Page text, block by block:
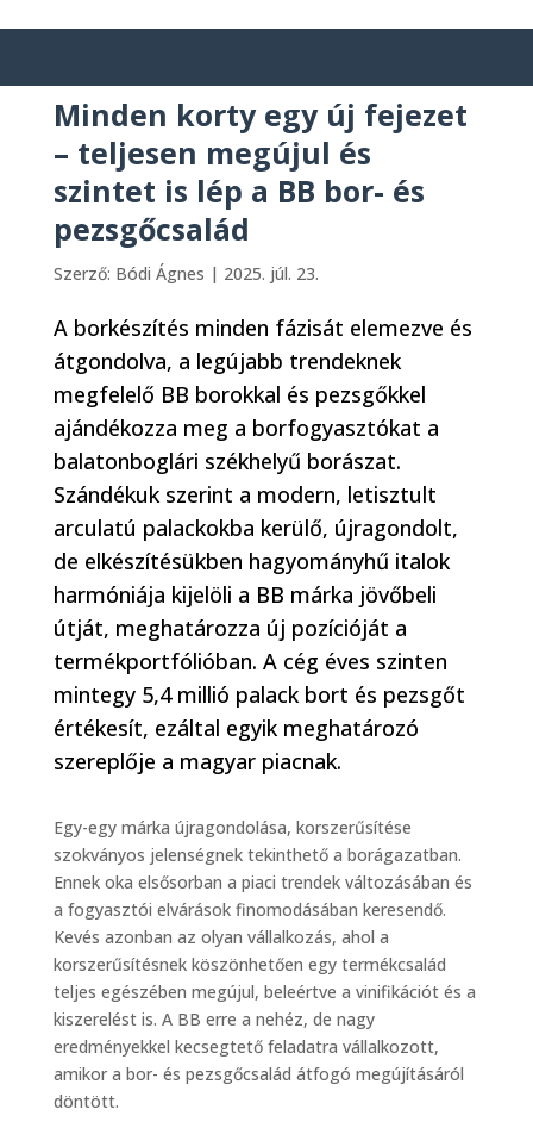
Minden korty egy új fejezet
– teljesen megújul és
szintet is lép a BB bor- és
pezsgőcsalád
Szerző: Bódi Ágnes | 2025. júl. 23.
A borkészítés minden fázisát elemezve és
átgondolva, a legújabb trendeknek
megfelelő BB borokkal és pezsgőkkel
ajándékozza meg a borfogyasztókat a
balatonboglári székhelyű borászat.
Szándékuk szerint a modern, letisztult
arculatú palackokba kerülő, újragondolt,
de elkészítésükben hagyományhű italok
harmóniája kijelöli a BB márka jövőbeli
útját, meghatározza új pozícióját a
termékportfólióban. A cég éves szinten
mintegy 5,4 millió palack bort és pezsgőt
értékesít, ezáltal egyik meghatározó
szereplője a magyar piacnak.
Egy-egy márka újragondolása, korszerűsítése
szokványos jelenségnek tekinthető a borágazatban.
Ennek oka elsősorban a piaci trendek változásában és
a fogyasztói elvárások finomodásában keresendő.
Kevés azonban az olyan vállalkozás, ahol a
korszerűsítésnek köszönhetően egy termékcsalád
teljes egészében megújul, beleértve a vinifikációt és a
kiszerelést is. A BB erre a nehéz, de nagy
eredményekkel kecsegtető feladatra vállalkozott,
amikor a bor- és pezsgőcsalád átfogó megújításáról
döntött.